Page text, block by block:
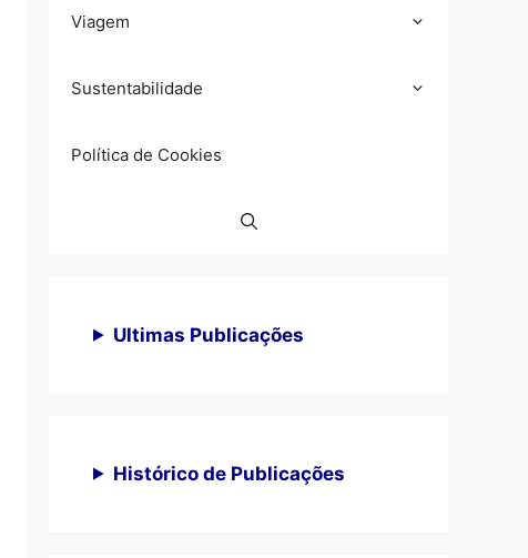
Viagem
Sustentabilidade
Política de Cookies
Ultimas Publicações
Histórico de Publicações